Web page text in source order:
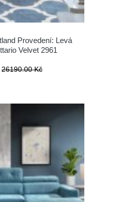
Provedení: Levá
Velvet 2961
26190.00 Kč